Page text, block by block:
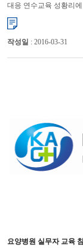
대응 연수교육 성황리
요양병원 입원료 차등
작성일 : 2016-03-31
요양병원 실무자 교육